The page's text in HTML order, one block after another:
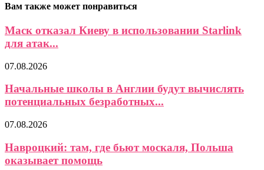
Вам также может понравиться
Маск отказал Киеву в использовании Starlink
для атак...
07.08.2026
Начальные школы в Англии будут вычислять
потенциальных безработных...
07.08.2026
Навроцкий: там, где бьют москаля, Польша
оказывает помощь